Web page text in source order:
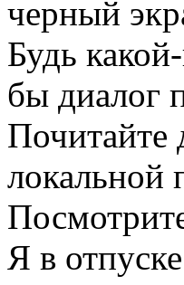
черный
Будь
бы диалог
Почитайте
локальной
Я в